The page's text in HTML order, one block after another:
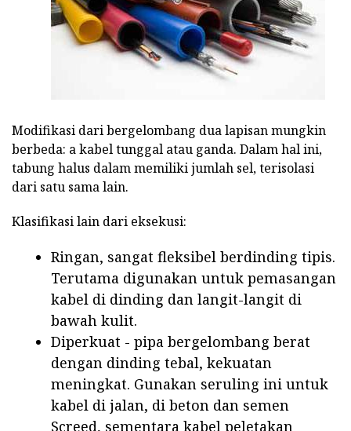
Modifikasi dari bergelombang dua lapisan mungkin
berbeda: a kabel tunggal atau ganda. Dalam hal ini,
tabung halus dalam memiliki jumlah sel, terisolasi
dari satu sama lain.
Klasifikasi lain dari eksekusi:
Ringan, sangat fleksibel berdinding tipis.
Terutama digunakan untuk pemasangan
kabel di dinding dan langit-langit di
bawah kulit.
Diperkuat - pipa bergelombang berat
dengan dinding tebal, kekuatan
meningkat. Gunakan seruling ini untuk
kabel di jalan, di beton dan semen
Screed, sementara kabel peletakan